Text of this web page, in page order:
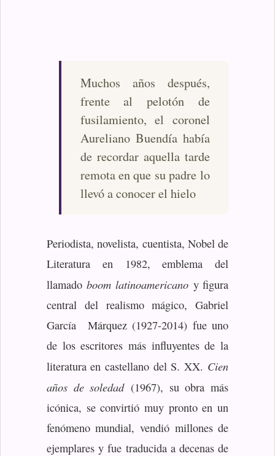
Muchos años después,
frente al pelotón de
fusilamiento, el coronel
Aureliano Buendía había
de recordar aquella tarde
remota en que su padre lo
llevó a conocer el hielo
Periodista, novelista, cuentista, Nobel de
Literatura en 1982, emblema del
llamadoboom latinoamericano y figura
central del realismo mágico, Gabriel
García Márquez (1927-2014) fue uno
de los escritores más influyentes de la
literatura en castellano del S. XX. Cien
años de soledad(1967), su obra más
icónica, se convirtió muy pronto en un
fenómeno mundial, vendió millones de
ejemplares y fue traducida a decenas de